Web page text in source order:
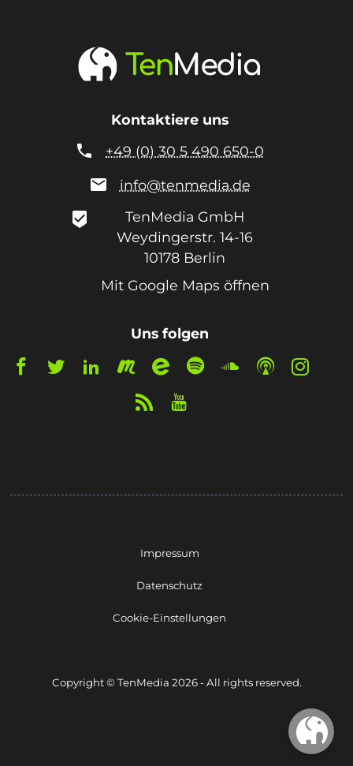
Kontaktiere uns
 +49 (0) 30 5 490 650-0
 info@tenmedia.de
beenhere
TenMedia GmbH
Weydingerstr. 14-16
10178 Berlin
Mit Google Maps öffnen
Uns folgen
Impressum
Datenschutz
Cookie-Einstellungen
Copyright © TenMedia 2026 - All rights reserved.